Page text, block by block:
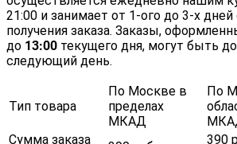
21:00 и занимает от 1-ого до 3-х
получения заказа. Заказы,
до 13:00 текущего дня, могут быть
следующий день.
Тип товара
По Москве в
пределах
МКАД
По
Сумма заказа
390